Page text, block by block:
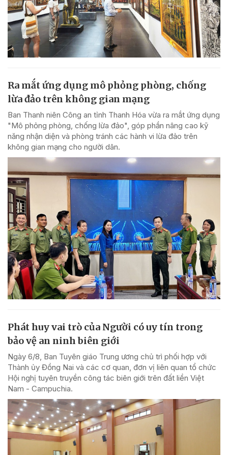
Ra mắt ứng dụng mô phỏng phòng, chống
lừa đảo trên không gian mạng
Ban Thanh niên Công an tỉnh Thanh Hóa vừa ra mắt ứng dụng
"Mô phỏng phòng, chống lừa đảo", góp phần nâng cao kỹ
năng nhận diện và phòng tránh các hành vi lừa đảo trên
không gian mạng cho người dân.
Phát huy vai trò của Người có uy tín trong
bảo vệ an ninh biên giới
Ngày 6/8, Ban Tuyên giáo Trung ương chủ trì phối hợp với
Thành ủy Đồng Nai và các cơ quan, đơn vị liên quan tổ chức
Hội nghị tuyên truyền công tác biên giới trên đất liền Việt
Nam - Campuchia.